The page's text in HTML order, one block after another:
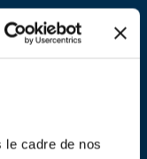
le cadre de nos
: découvrez 3
et le faire